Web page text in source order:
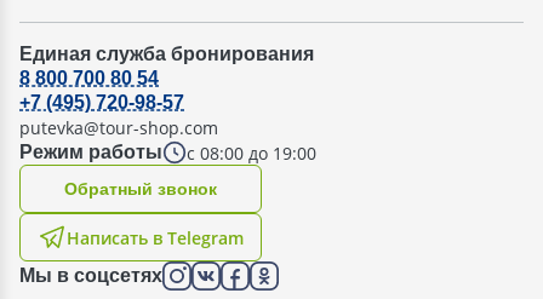
Единая служба бронирования
Режим работы с 08:00 до 19:00
8 800 700 80 54
+7 (495) 720-98-57
putevka@tour-shop.com
Написать в Telegram
Oбратный звонок
Мы в соцсетях